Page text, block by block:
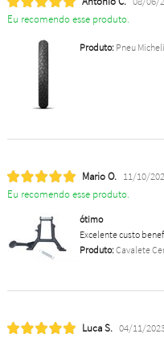
Eu recomendo esse produto.
Produto:Pneu
Mario O. 11/10/
Eu recomendo esse produto.
ótimo
Excelente custo
Produto:Cavalete
Luca S. 04/11/